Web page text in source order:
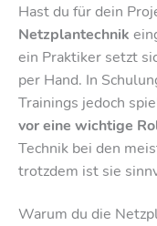
Hast du für dein
Netzplantechnik
ein Praktiker setzt
per Hand. In
Trainings jedoch
vor eine wichtige
Technik bei den
trotzdem ist sie
Warum du die